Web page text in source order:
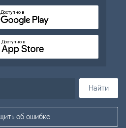
Найти
об ошибке
Доступно в
Доступно в